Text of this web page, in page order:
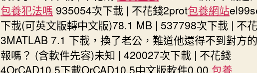
包養犯法嗎 935054次下載 | 不花錢2prot包養網站
下載(可英文版轉中文版)78.1 MB | 537798次下載 | 不
3MATLAB 7.1 下載，換了老公，難道他還得不到對方
報嗎？ (含軟件先容)未知 | 420027次下載 | 不花錢
4OrCAD10.5下載OrCAD10.5中文版軟件0.00 包養